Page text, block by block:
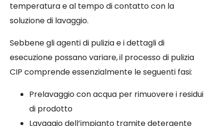
temperatura e al tempo di contatto con la
soluzione di lavaggio.
Sebbene gli agenti di pulizia e i dettagli di
esecuzione possano variare,il processo di pulizia
CIP comprende essenzialmente le seguenti fasi:
Prelavaggio con acqua per rimuovere i residui
di prodotto
Lavaggio dell’impianto tramite detergente